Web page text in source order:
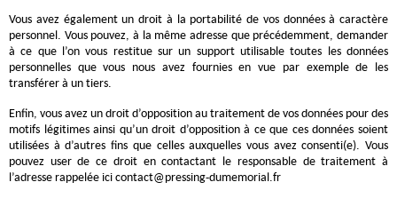
Vous avez également un droit à la portabilité de vos données à caractère
personnel. Vous pouvez, à la même adresse que précédemment, demander
à ce que l’on vous restitue sur un support utilisable toutes les données
personnelles que vous nous avez fournies en vue par exemple de les
transférer à un tiers.
Enfin, vous avez un droit d’opposition au traitement de vos données pour des
motifs légitimes ainsi qu’un droit d’opposition à ce que ces données soient
utilisées à d’autres fins que celles auxquelles vous avez consenti(e). Vous
pouvez user de ce droit en contactant le responsable de traitement à
l’adresse rappelée icicontact@pressing-dumemorial.fr